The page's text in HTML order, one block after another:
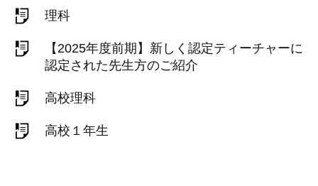
理科
【2025年度前期】新しく認定ティーチャーに
認定された先生方のご紹介
高校理科
高校１年生